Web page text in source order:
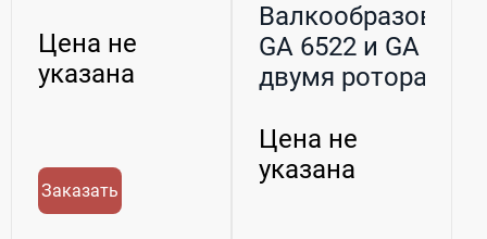
Цена не
указана
Заказать
GA 6522 и GA
двумя ротора...
Цена не
указана